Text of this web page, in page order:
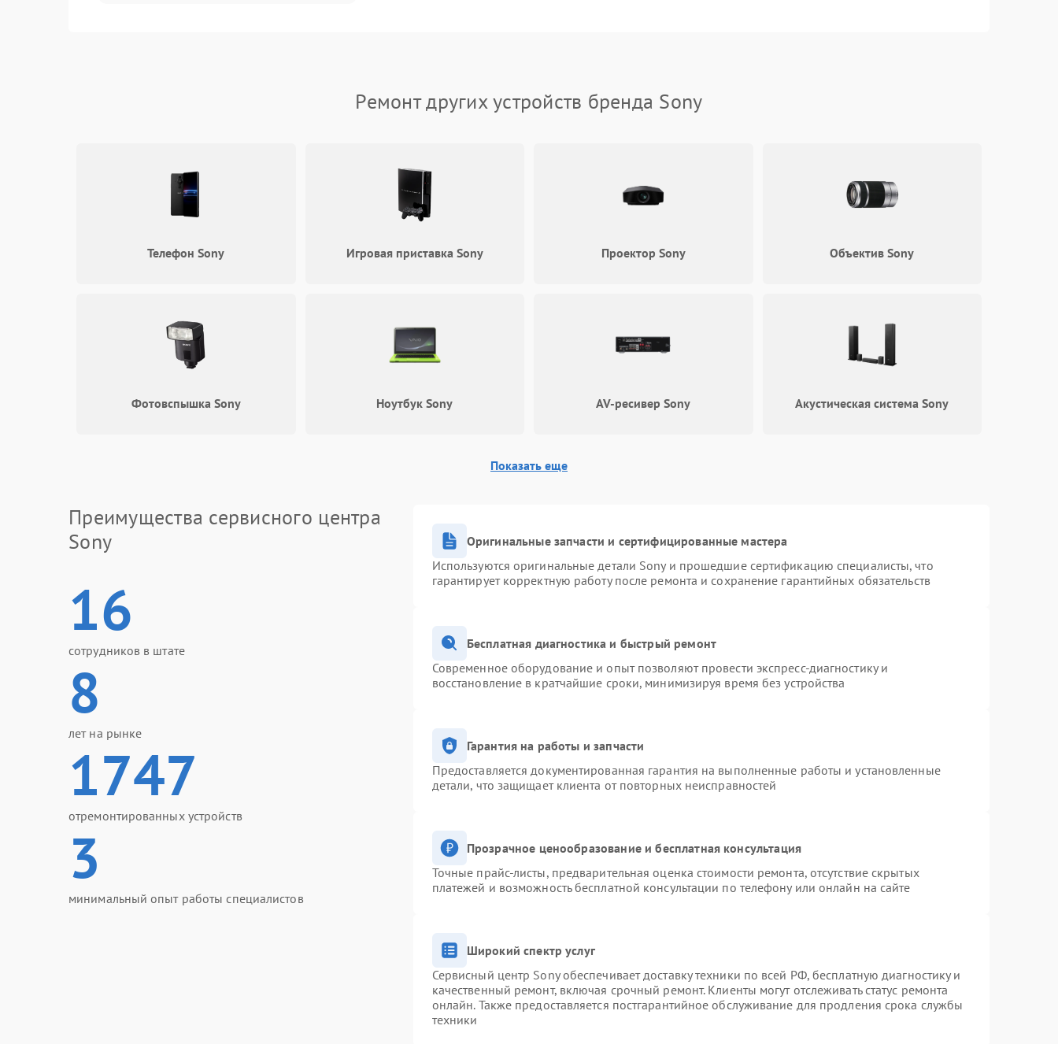
Неисправность Wi-Fi-модуля
Повреждение внутренних
Неисправность индикаторов Подробнее →
Ремонт других устройств бренда Sony
Телефон Sony Игровая приставка Sony Проектор Sony Объектив Sony
Фотовспышка Sony Ноутбук Sony AV-ресивер Sony Акустическая система Sony
Показать еще
Преимущества сервисного центра
Sony
16
сотрудников в штате
8
лет на рынке
1747
отремонтированных устройств
3
минимальный опыт работы специалистов
Оригинальные запчасти и сертифицированные мастера
Используются оригинальные детали Sony и прошедшие сертификацию специалисты, что
гарантирует корректную работу после ремонта и сохранение гарантийных обязательств
Бесплатная диагностика и быстрый ремонт
Современное оборудование и опыт позволяют провести экспресс-диагностику и
восстановление в кратчайшие сроки, минимизируя время без устройства
Гарантия на работы и запчасти
Предоставляется документированная гарантия на выполненные работы и установленные
детали, что защищает клиента от повторных неисправностей
Прозрачное ценообразование и бесплатная консультация
Точные прайс-листы, предварительная оценка стоимости ремонта, отсутствие скрытых
платежей и возможность бесплатной консультации по телефону или онлайн на сайте
Широкий спектр услуг
Сервисный центр Sony обеспечивает доставку техники по всей РФ, бесплатную диагностику и
качественный ремонт, включая срочный ремонт. Клиенты могут отслеживать статус ремонта
онлайн. Также предоставляется постгарантийное обслуживание для продления срока службы
техники